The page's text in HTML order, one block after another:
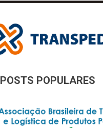
POSTS POPULARES